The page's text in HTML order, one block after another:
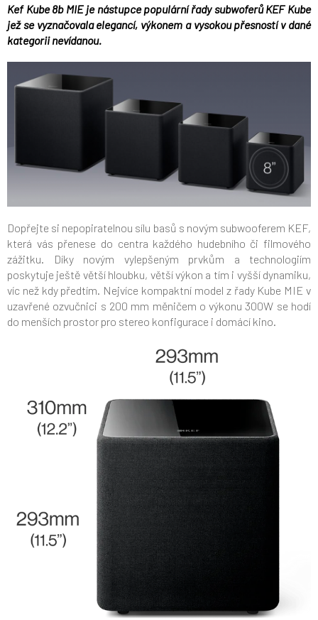
Kef Kube 8b MIE je nástupce populární řady subwoferů KEF Kube
jež se vyznačovala elegancí, výkonem a vysokou přesností v dané
kategorii nevídanou.
Dopřejte si nepopiratelnou sílu basů s novým subwooferem KEF,
která vás přenese do centra každého hudebního či filmového
zážitku. Díky novým vylepšeným prvkům a technologiím
poskytuje ještě větší hloubku, větší výkon a tím i vyšší dynamiku,
víc než kdy předtím. Nejvíce kompaktní model z řady Kube MIE v
uzavřené ozvučnici s 200 mm měničem o výkonu 300W se hodí
do menších prostor pro stereo konfigurace i domácí kino.